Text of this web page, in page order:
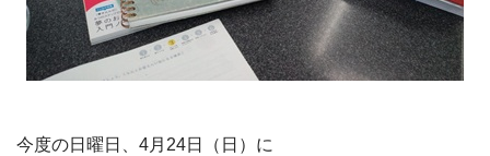
今度の日曜日、4月24日（日）に